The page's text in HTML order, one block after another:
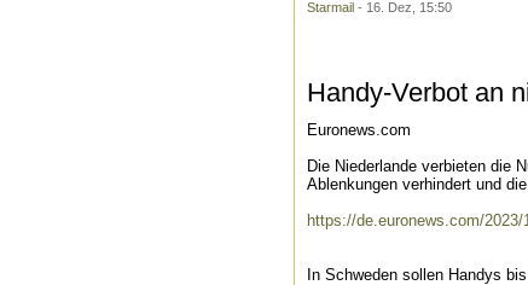
Starmail - 16. Dez, 15:50
Handy-Verbot an
Euronews.com
Die Niederlande verbieten die
Ablenkungen verhindert und
https://de.euronews.com/
In Schweden sollen Handys